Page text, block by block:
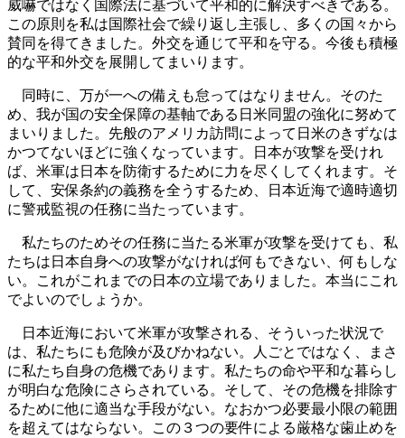
威嚇ではなく国際法に基づいて平和的に解決すべきである。
この原則を私は国際社会で繰り返し主張し、多くの国々から
賛同を得てきました。外交を通じて平和を守る。今後も積極
的な平和外交を展開してまいります。
同時に、万が一への備えも怠ってはなりません。そのた
め、我が国の安全保障の基軸である日米同盟の強化に努めて
まいりました。先般のアメリカ訪問によって日米のきずなは
かつてないほどに強くなっています。日本が攻撃を受けれ
ば、米軍は日本を防衛するために力を尽くしてくれます。そ
して、安保条約の義務を全うするため、日本近海で適時適切
に警戒監視の任務に当たっています。
私たちのためその任務に当たる米軍が攻撃を受けても、私
たちは日本自身への攻撃がなければ何もできない、何もしな
い。これがこれまでの日本の立場でありました。本当にこれ
でよいのでしょうか。
日本近海において米軍が攻撃される、そういった状況で
は、私たちにも危険が及びかねない。人ごとではなく、まさ
に私たち自身の危機であります。私たちの命や平和な暮らし
が明白な危険にさらされている。そして、その危機を排除す
るために他に適当な手段がない。なおかつ必要最小限の範囲
を超えてはならない。この３つの要件による厳格な歯止めを